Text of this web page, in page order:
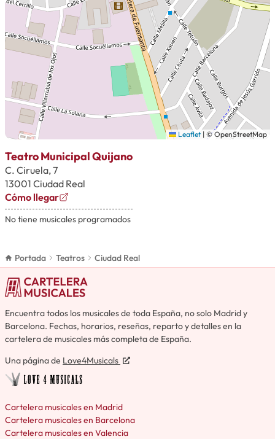
Leaflet | © OpenStreetMap
Teatro Municipal Quijano
C. Ciruela, 7
13001 Ciudad Real
Cómo llegar
No tiene musicales programados
Portada Teatros Ciudad Real
Encuentra todos los musicales de toda España, no solo Madrid y
Barcelona. Fechas, horarios, reseñas, reparto y detalles en la
cartelera de musicales más completa de España.
Una página de Love4Musicals
Cartelera musicales en Madrid
Cartelera musicales en Barcelona
Cartelera musicales en Valencia